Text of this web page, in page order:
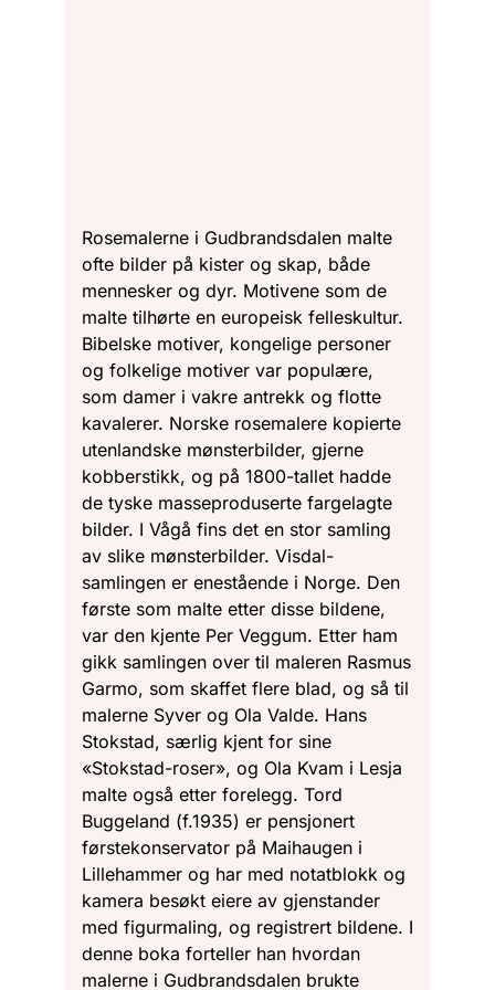
Rosemalerne i Gudbrandsdalen malte
ofte bilder på kister og skap, både
mennesker og dyr. Motivene som de
malte tilhørte en europeisk felleskultur.
Bibelske motiver, kongelige personer
og folkelige motiver var populære,
som damer i vakre antrekk og flotte
kavalerer. Norske rosemalere kopierte
utenlandske mønsterbilder, gjerne
kobberstikk, og på 1800-tallet hadde
de tyske masseproduserte fargelagte
bilder. I Vågå fins det en stor samling
av slike mønsterbilder. Visdal-
samlingen er enestående i Norge. Den
første som malte etter disse bildene,
var den kjente Per Veggum. Etter ham
gikk samlingen over til maleren Rasmus
Garmo, som skaffet flere blad, og så til
malerne Syver og Ola Valde. Hans
Stokstad, særlig kjent for sine
«Stokstad-roser», og Ola Kvam i Lesja
malte også etter forelegg. Tord
Buggeland (f.1935) er pensjonert
førstekonservator på Maihaugen i
Lillehammer og har med notatblokk og
kamera besøkt eiere av gjenstander
med figurmaling, og registrert bildene. I
denne boka forteller han hvordan
malerne i Gudbrandsdalen brukte